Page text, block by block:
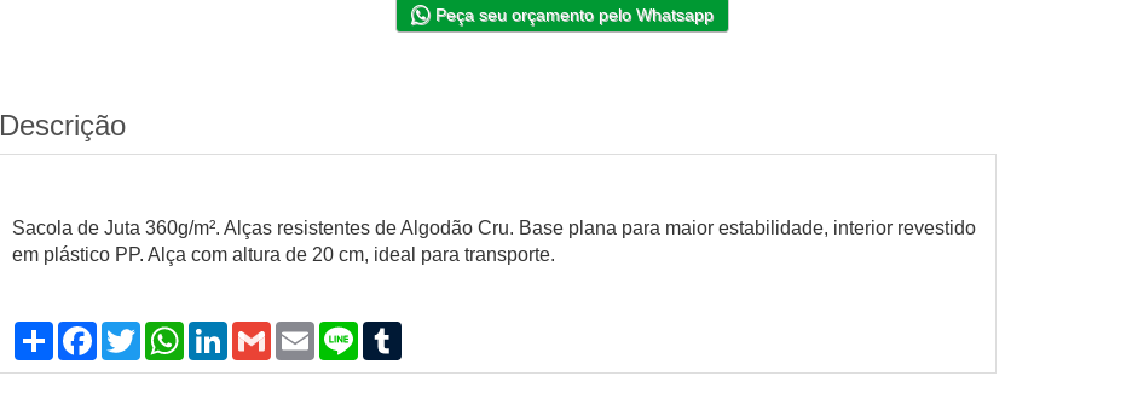
Peça seu orçamento pelo Whatsapp
Descrição
Sacola de Juta 360g/m². Alças resistentes de Algodão Cru. Base plana para maior estabilidade, interior revestido
em plástico PP. Alça com altura de 20 cm, ideal para transporte.
Compartilhar
Facebook
TwitterWhatsApp
LinkedIn
GmailEmailLine